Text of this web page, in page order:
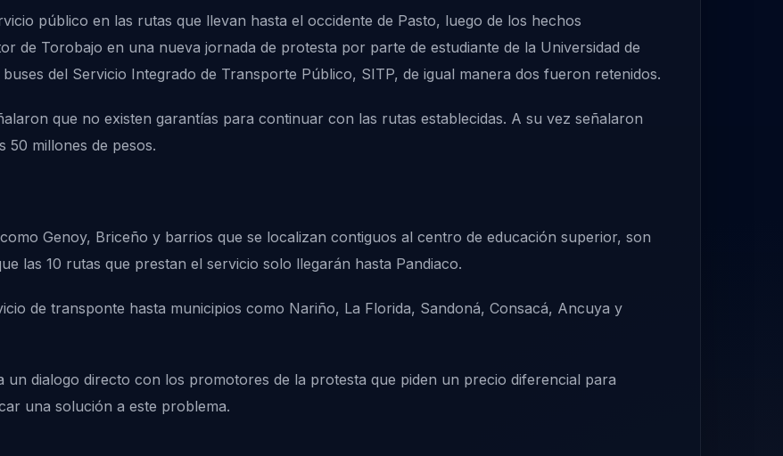
público en las rutas que llevan hasta el occidente de Pasto, luego de los hechos
de Torobajo en una nueva jornada de protesta por parte de estudiante de la Universidad de
del Servicio Integrado de Transporte Público, SITP, de igual manera dos fueron retenidos.
que no existen garantías para continuar con las rutas establecidas. A su vez señalaron
50 millones de pesos.
Genoy, Briceño y barrios que se localizan contiguos al centro de educación superior, son
las 10 rutas que prestan el servicio solo llegarán hasta Pandiaco.
de transponte hasta municipios como Nariño, La Florida, Sandoná, Consacá, Ancuya y
un dialogo directo con los promotores de la protesta que piden un precio diferencial para
una solución a este problema.